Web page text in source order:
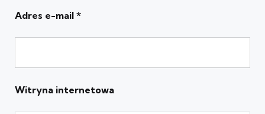
Adres e-mail *
Witryna internetowa